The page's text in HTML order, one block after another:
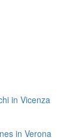
in Vicenza
in Verona